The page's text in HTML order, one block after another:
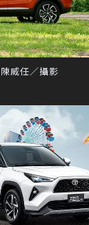
威任／攝影